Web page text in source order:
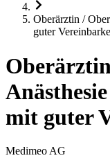
Oberärztin /
guter
mit guter
Medimeo AG